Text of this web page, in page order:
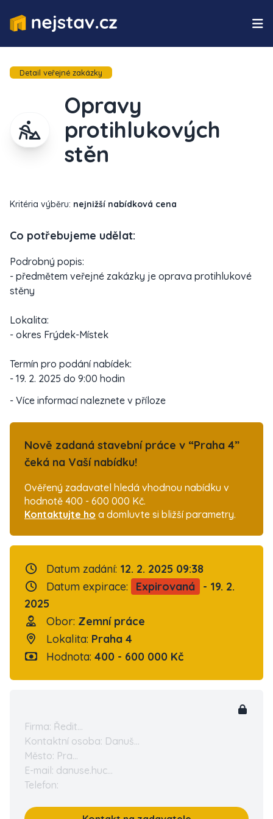
Detail veřejné zakázky
Opravy
protihlukových
stěn
Kritéria výběru: nejnižší nabídková cena
Co potřebujeme udělat:
Podrobný popis:
- předmětem veřejné zakázky je oprava protihlukové
stěny
Lokalita:
- okres Frýdek-Místek
Termín pro podání nabídek:
- 19. 2. 2025 do 9:00 hodin
- Více informací naleznete v příloze
Nově zadaná stavební práce v “Praha 4”
čeká na Vaší nabídku!
Ověřený zadavatel hledá vhodnou nabídku v
hodnotě 400 - 600 000 Kč.
Kontaktujte ho a domluvte si bližší parametry.
Datum zadání: 12. 2. 2025 09:38
Datum expirace:
Expirovaná
- 19. 2.
2025
Obor: Zemní práce
Lokalita: Praha 4
Hodnota: 400 - 600 000 Kč
Firma: Ředit...
Kontaktní osoba: Danuš...
Město: Pra...
E-mail: danuse.huc...
Telefon: